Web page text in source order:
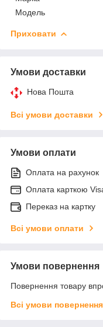
Модель
Приховати
Умови доставки
Нова Пошта
Всі умови доставки
Умови оплати
Оплата на рахунок
Оплата карткою
Переказ на картку
Всі умови оплати
Умови повернення
Повернення товару
Всі умови повернення